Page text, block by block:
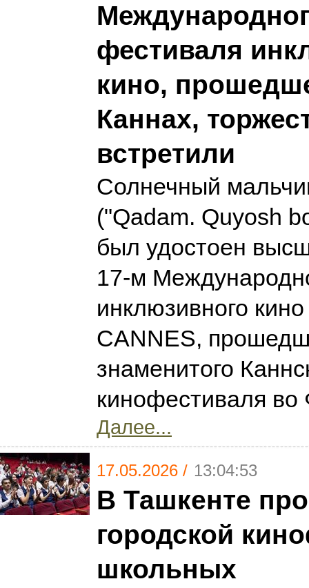
фестиваля
кино,
Каннах,
встретили
Солнечный
("Qadam. Quyosh
был удостоен
17-м
инклюзивного
CANNES,
знаменитого
кинофестиваля
Далее...
17.05.2026 / 13:04:53
В Ташкенте
городской
школьных